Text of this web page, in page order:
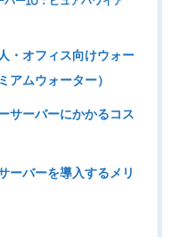
・オフィス向けウォー
ムウォーター）
サーバーにかかるコス
ーバーを導入するメリ